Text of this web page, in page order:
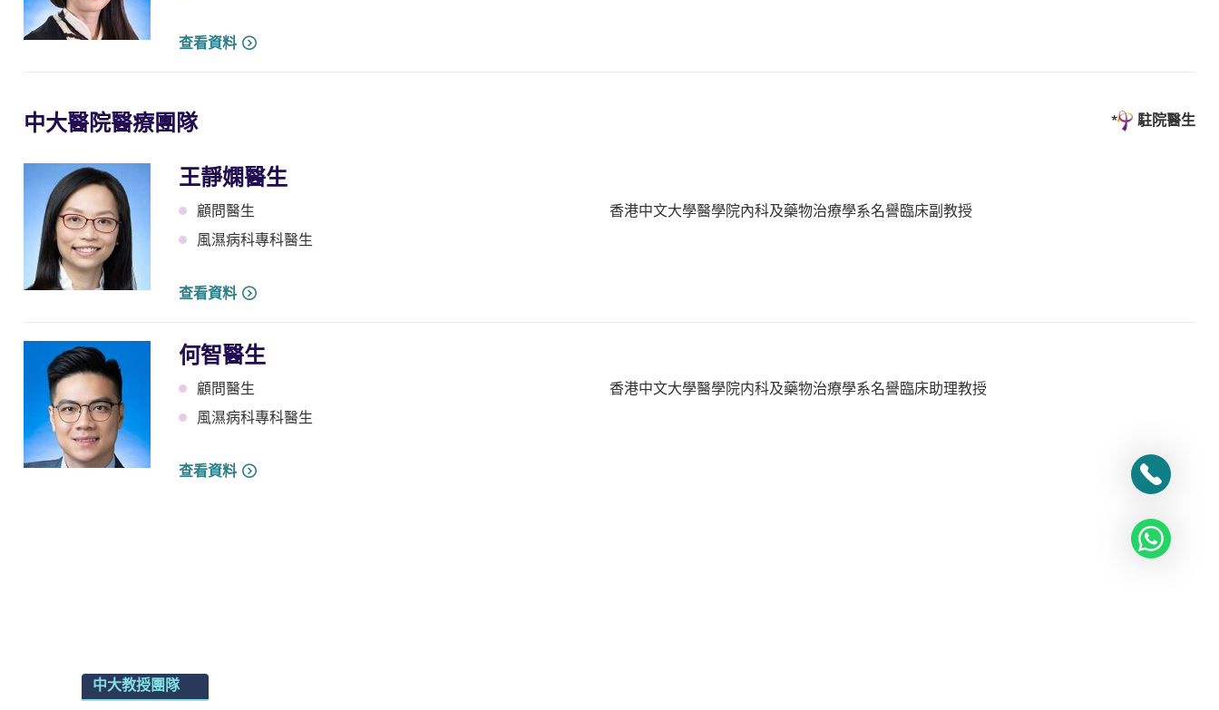
查看資料
中大醫院醫療團隊 駐院醫生
王靜嫻醫生
顧問醫生
風濕病科專科醫生
香港中文大學醫學院內科及藥物治療學系名譽臨床副教授
查看資料
何智醫生
顧問醫生
風濕病科專科醫生
香港中文大學醫學院内科及藥物治療學系名譽臨床助理教授
查看資料
探索醫療團隊
中大教授團隊